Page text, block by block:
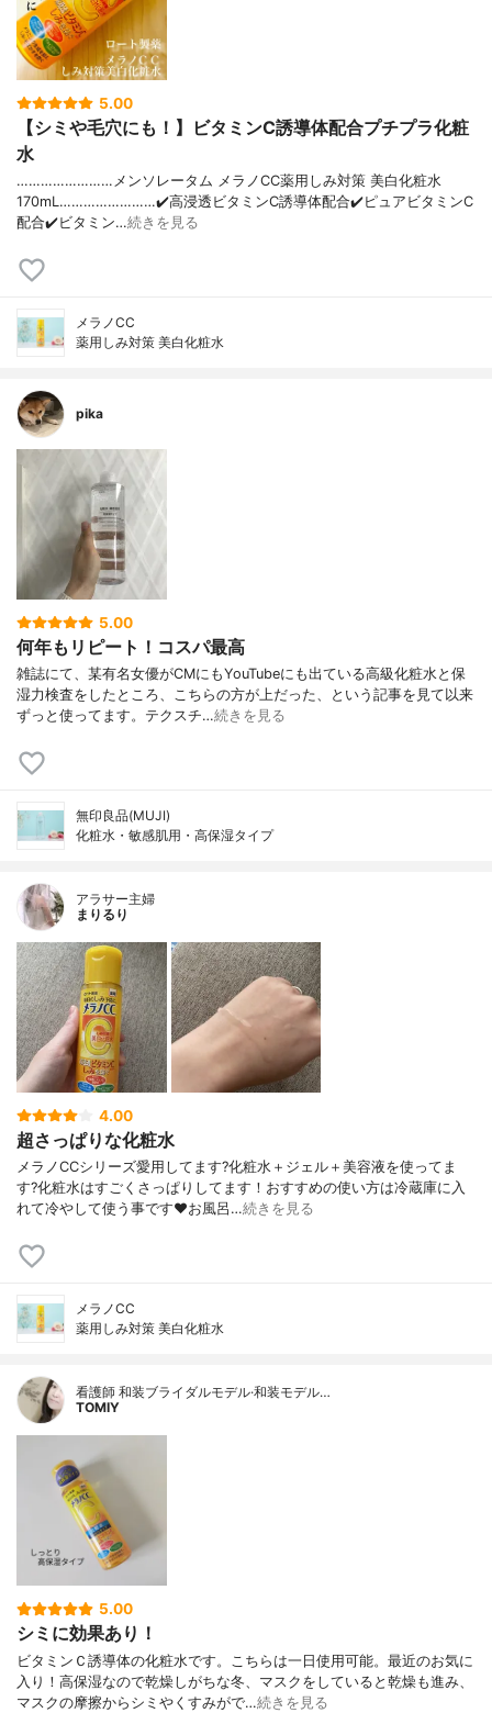
5.00
【シミや毛穴にも！】ビタミンC誘導体配合プチプラ化粧
水
……………………メンソレータム メラノCC薬用しみ対策 美白化粧水
170mL……………………✔️高浸透ビタミンC誘導体配合✔️ピュアビタミンC
配合✔️ビタミン…続きを見る
メラノCC
薬用しみ対策 美白化粧水
pika
5.00
何年もリピート！コスパ最高
雑誌にて、某有名女優がCMにもYouTubeにも出ている高級化粧水と保
湿力検査をしたところ、こちらの方が上だった、という記事を見て以来
ずっと使ってます。テクスチ…続きを見る
無印良品(MUJI)
化粧水・敏感肌用・高保湿タイプ
アラサー主婦
まりるり
4.00
超さっぱりな化粧水
メラノCCシリーズ愛用してます?化粧水＋ジェル＋美容液を使ってま
す?化粧水はすごくさっぱりしてます！おすすめの使い方は冷蔵庫に入
れて冷やして使う事です❤️お風呂…続きを見る
メラノCC
薬用しみ対策 美白化粧水
看護師 和装ブライダルモデル·和装モデル…
TOMIY
5.00
シミに効果あり！
ビタミンＣ誘導体の化粧水です。こちらは一日使用可能。最近のお気に
入り！高保湿なので乾燥しがちな冬、マスクをしていると乾燥も進み、
マスクの摩擦からシミやくすみがで…続きを見る